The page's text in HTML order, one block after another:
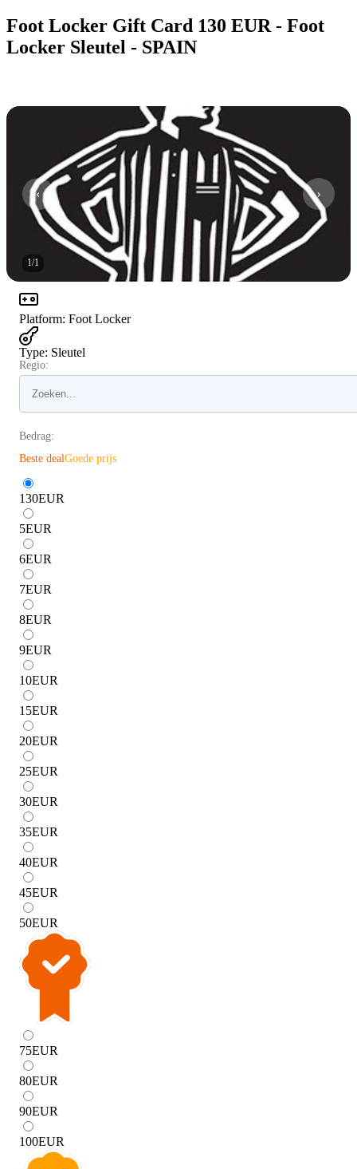
Foot Locker Gift Card 130 EUR - Foot
Locker Sleutel - SPAIN
1/1
Platform: Foot Locker
Type: Sleutel
Regio:
Bedrag:
Beste dealGoede prijs
130EUR
5EUR
6EUR
7EUR
8EUR
9EUR
10EUR
15EUR
20EUR
25EUR
30EUR
35EUR
40EUR
45EUR
50EUR
75EUR
80EUR
90EUR
100EUR